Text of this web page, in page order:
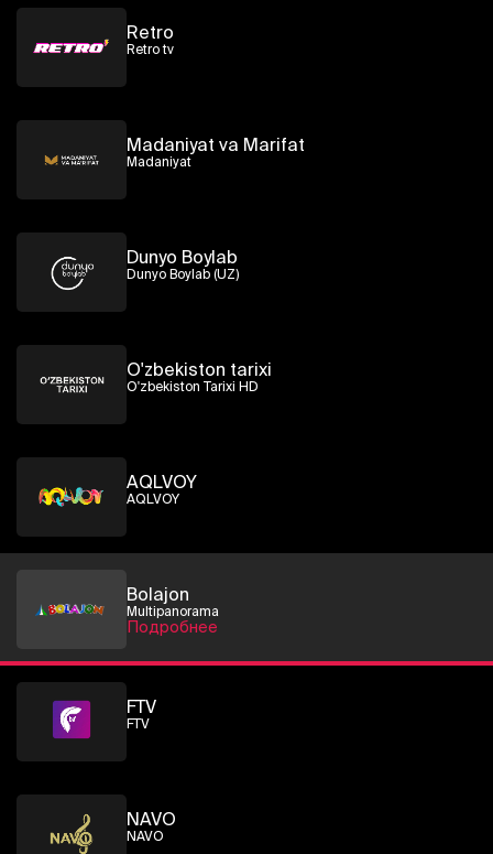
Retro
Retro tv
Madaniyat va Marifat
Madaniyat
Dunyo Boylab
Dunyo Boylab (UZ)
O'zbekiston tarixi
O'zbekiston Tarixi HD
AQLVOY
AQLVOY
Bolajon
Multipanorama
Подробнее
FTV
FTV
NAVO
NAVO